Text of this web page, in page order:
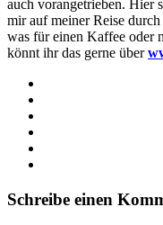
auch vorangetrieben. Hier
mir auf meiner Reise
was für einen Kaffee oder
könnt ihr das gerne über
Schreibe einen